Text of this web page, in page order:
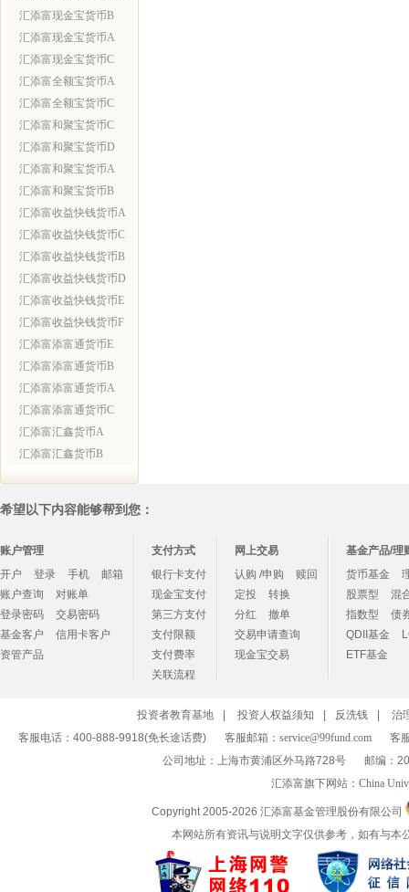
汇添富现金宝货币B
汇添富现金宝货币A
汇添富现金宝货币C
汇添富全额宝货币A
汇添富全额宝货币C
汇添富和聚宝货币C
汇添富和聚宝货币D
汇添富和聚宝货币A
汇添富和聚宝货币B
汇添富收益快钱货币A
汇添富收益快钱货币C
汇添富收益快钱货币B
汇添富收益快钱货币D
汇添富收益快钱货币E
汇添富收益快钱货币F
汇添富添富通货币E
汇添富添富通货币B
汇添富添富通货币A
汇添富添富通货币C
汇添富汇鑫货币A
汇添富汇鑫货币B
希望以下内容能够帮到您：
账户管理
开户
登录 手机
邮箱
账户查询
对账单
登录密码
交易密码
基金客户
信用卡客户
资管产品
支付方式
银行卡支付
现金宝支付
第三方支付
支付限额
支付费率
关联流程
网上交易
认购 /申购
赎回
定投
转换
分红
撤单
交易申请查询
现金宝交易
基金产品/理
货币基金
股票型
混
指数型
债
QDII基金
ETF基金
投资者教育基地 投资人权益须知 反洗钱
治
客服电话：400-888-9918(免长途话费)
客服邮箱： service@99fund.com
客
公司地址：上海市黄浦区外马路728号
邮编：
汇添富旗下网站： China
Copyright 2005-2026 汇添富基金管理股份有限公司
本网站所有资讯与说明文字仅供参考，如有与本